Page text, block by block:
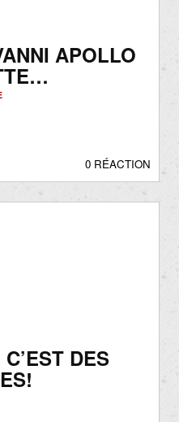
APOLLO
0 RÉACTION
DES